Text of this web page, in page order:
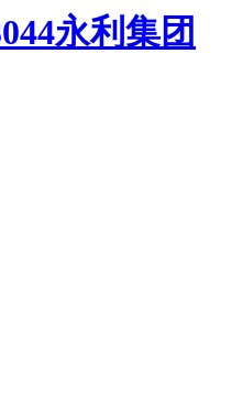
永利集团